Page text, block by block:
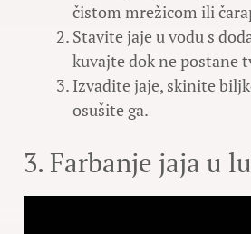
čistom mrežicom ili
Stavite jaje u vodu s
kuvajte dok ne postane
Izvadite jaje, skinite
osušite ga.
3. Farbanje jaja u